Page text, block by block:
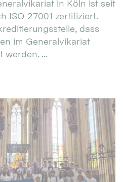
in Köln ist seit
ISO 27001 zertifiziert.
dass
im Generalvikariat
werden. ...